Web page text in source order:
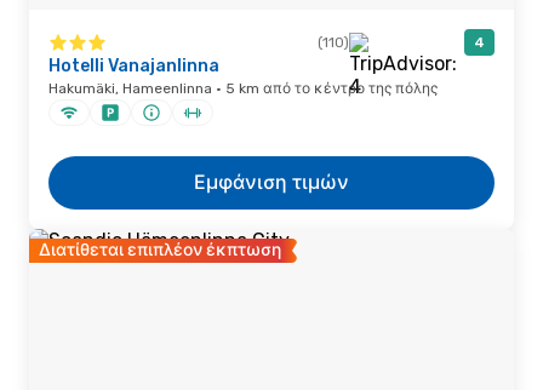
(110) 4
Hotelli Vanajanlinna
Hakumäki, Hameenlinna · 5 km από το κέντρο της πόλης
Εμφάνιση τιμών
Διατίθεται επιπλέον έκπτωση